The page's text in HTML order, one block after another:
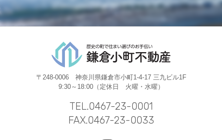
〒248-0006 神奈川県鎌倉市小町1-4-17 三九ビル1F
9:30～18:00（定休日 火曜・水曜）
TEL.0467-23-0001
FAX.0467-23-0033